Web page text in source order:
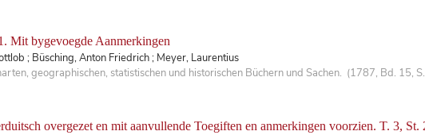
Mit bygevoegde Aanmerkingen
; Büsching, Anton Friedrich ; Meyer, Laurentius
geographischen, statistischen und historischen Büchern und Sachen. (1787, Bd. 15,
overgezet en mit aanvullende Toegiften en anmerkingen voorzien. T. 3, St.